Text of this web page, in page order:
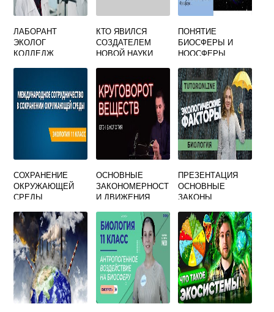
ЛАБОРАНТ
ЭКОЛОГ
КОЛЛЕДЖ
КТО ЯВИЛСЯ
СОЗДАТЕЛЕМ
НОВОЙ НАУКИ
ПОНЯТИЕ
БИОСФЕРЫ И
НООСФЕРЫ
ПРОБЛЕМЫ
СОВРЕМЕННОСТИ
СОХРАНЕНИЕ
ОКРУЖАЮЩЕЙ
СРЕДЫ
ОСНОВНЫЕ
ЗАКОНОМЕРНОСТ
И ДВИЖЕНИЯ
ЭНЕРГИИ В
БИОСФЕРЕ
ПРЕЗЕНТАЦИЯ
ОСНОВНЫЕ
ЗАКОНЫ